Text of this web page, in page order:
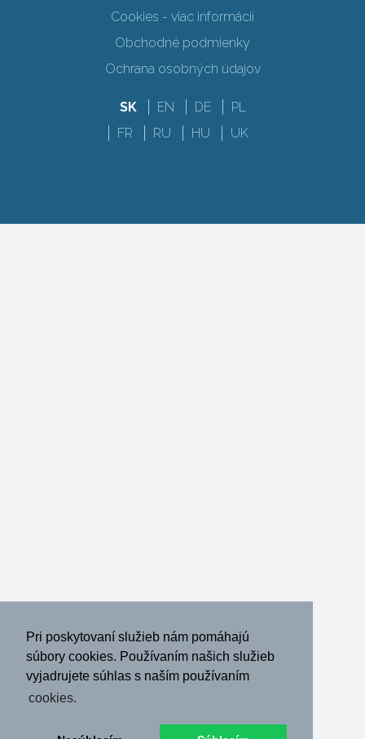
Pri poskytovaní služieb nám pomáhajú
súbory cookies. Používaním našich služieb
vyjadrujete súhlas s naším používaním
cookies.
Cookies - viac informácií
Obchodné podmienky
Ochrana osobných údajov
SK EN DE
PL
FR
RU HU UK